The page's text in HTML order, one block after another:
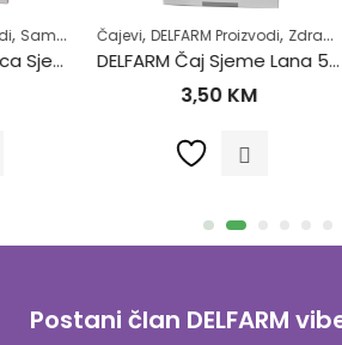
,Šećerna bolest-dijabetes,Zdrav život
Čajevi, DELFARM Proizvodi,Zdrav život
DELFARM Čaj Sjeme Lana 50g
Čajevi,
Postani član DELFARM